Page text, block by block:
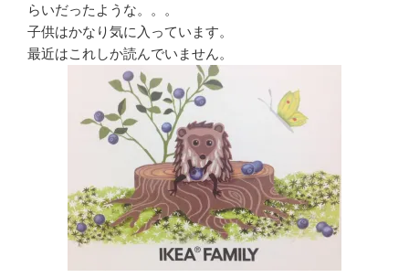
らいだったような。。。
子供はかなり気に入っています。
最近はこれしか読んでいません。